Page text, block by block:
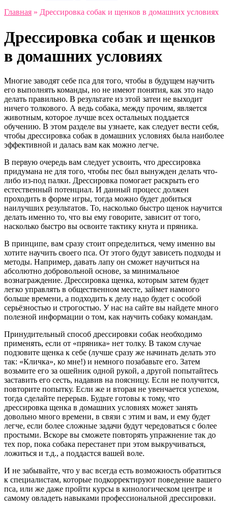
Главная » Дрессировка собак и щенков в домашних условиях
Дрессировка собак и щенков
в домашних условиях
Многие заводят себе пса для того, чтобы в будущем научить
его выполнять команды, но не имеют понятия, как это надо
делать правильно. В результате из этой затеи не выходит
ничего толкового. А ведь собака, между прочим, является
животным, которое лучше всех остальных поддается
обучению. В этом разделе вы узнаете, как следует вести себя,
чтобы дрессировка собак в домашних условиях была наиболее
эффективной и далась вам как можно легче.
В первую очередь вам следует усвоить, что дрессировка
придумана не для того, чтобы пес был вынужден делать что-
либо из-под палки. Дрессировка помогает раскрыть его
естественный потенциал. И данный процесс должен
проходить в форме игры, тогда можно будет добиться
наилучших результатов. То, насколько быстро щенок научится
делать именно то, что вы ему говорите, зависит от того,
насколько быстро вы освоите тактику кнута и пряника.
В принципе, вам сразу стоит определиться, чему именно вы
хотите научить своего пса. От этого будут зависеть подходы и
методы. Например, давать лапу он сможет научиться на
абсолютно добровольной основе, за минимальное
вознаграждение. Дрессировка щенка, которым затем будет
легко управлять в общественном месте, займет намного
больше времени, а подходить к делу надо будет с особой
серьёзностью и строгостью. У нас на сайте вы найдете много
полезной информации о том, как научить собаку командам.
Принудительный способ дрессировки собак необходимо
применять, если от «пряника» нет толку. В таком случае
подзовите щенка к себе (лучше сразу же начинать делать это
так: «Кличка», ко мне!) и немного позабавьте его. Затем
возьмите его за ошейник одной рукой, а другой попытайтесь
заставить его сесть, надавив на поясницу. Если не получится,
повторите попытку. Если же и вторая не увенчается успехом,
тогда сделайте перерыв. Будьте готовы к тому, что
дрессировка щенка в домашних условиях может занять
довольно много времени, в связи с этим и вам, и ему будет
легче, если более сложные задачи будут чередоваться с более
простыми. Вскоре вы сможете повторять упражнение так до
тех пор, пока собака перестанет при этом выкручиваться,
ложиться и т.д., а поддастся вашей воле.
И не забывайте, что у вас всегда есть возможность обратиться
к специалистам, которые подкорректируют поведение вашего
пса, или же даже пройти курсы в кинологическом центре и
самому овладеть навыками профессиональной дрессировки.